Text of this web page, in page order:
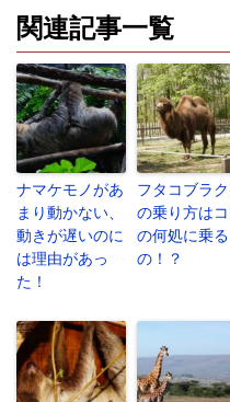
関連記事一覧
ナマケモノがあ
まり動かない、
動きが遅いのに
は理由があっ
た！
フタコブラ
の乗り方は
の何処に乗る
の！？